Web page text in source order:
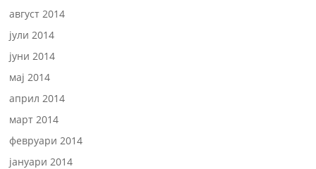
август 2014
јули 2014
јуни 2014
мај 2014
април 2014
март 2014
февруари 2014
јануари 2014